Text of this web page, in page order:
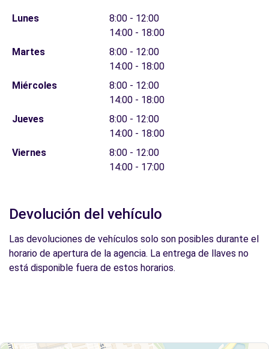
Lunes
8:00 - 12:00
14:00 - 18:00
Martes
8:00 - 12:00
14:00 - 18:00
Miércoles
8:00 - 12:00
14:00 - 18:00
Jueves
8:00 - 12:00
14:00 - 18:00
Viernes
8:00 - 12:00
14:00 - 17:00
Devolución del vehículo
Las devoluciones de vehículos solo son posibles durante el
horario de apertura de la agencia. La entrega de llaves no
está disponible fuera de estos horarios.